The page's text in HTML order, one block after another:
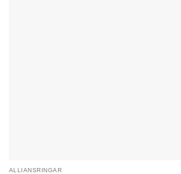
ALLIANSRINGAR